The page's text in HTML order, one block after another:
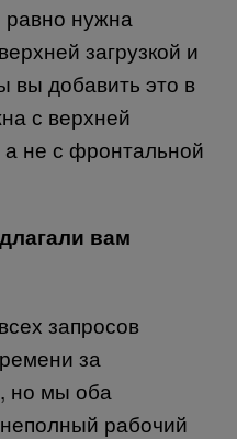
нужна
загрузкой и
вы добавить это в
с верхней
а не с фронтальной
вам
запросов
за
но мы оба
рабочий